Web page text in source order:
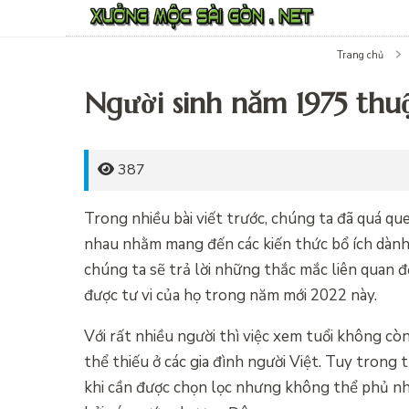
Trang chủ
Người sinh năm 1975
387
Trong nhiều bài viết trước, chúng ta đã quá
nhau nhằm mang đến các kiến thức bổ ích
chúng ta sẽ trả lời những thắc mắc liên quan
được tư vi của họ trong năm mới 2022 này.
Với rất nhiều người thì việc xem tuổi không
thể thiếu ở các gia đình người Việt. Tuy trong
khi cần được chọn lọc nhưng không thể phủ